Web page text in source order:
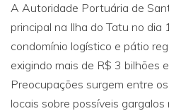
A Autoridade Portuária de
principal na Ilha do Tatu no dia
condomínio logístico e pátio
exigindo mais de R$ 3 bilhões
Preocupações surgem entre
locais sobre possíveis